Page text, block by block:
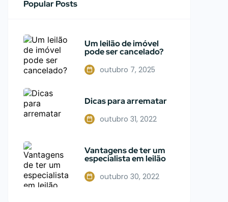
Popular Posts
Um leilão de imóvel
pode ser cancelado?
outubro 7, 2025
Dicas para arrematar
outubro 31, 2022
Vantagens de ter um
especialista em leilão
outubro 30, 2022